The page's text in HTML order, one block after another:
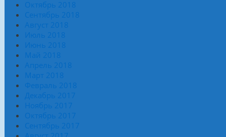
Октябрь 2018
Сентябрь 2018
Август 2018
Июль 2018
Июнь 2018
Май 2018
Апрель 2018
Март 2018
Февраль 2018
Декабрь 2017
Ноябрь 2017
Октябрь 2017
Сентябрь 2017